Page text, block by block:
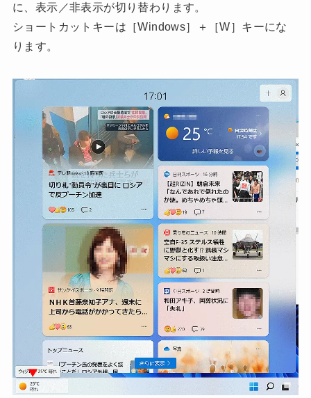
に、表示／非表示が切り替わります。
ショートカットキーは［Windows］＋［W］キーにな
ります。